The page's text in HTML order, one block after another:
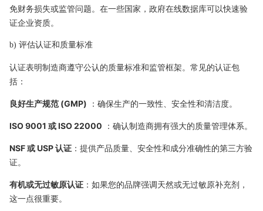
免财务损失或监管问题。在一些国家，政府在线数据库可以快速验
证企业资质。
b) 评估认证和质量标准
认证表明制造商遵守公认的质量标准和监管框架。常见的认证包
括：
良好生产规范 (GMP) ：确保生产的一致性、安全性和清洁度。
ISO 9001 或 ISO 22000 ：确认制造商拥有强大的质量管理体系。
NSF 或 USP 认证 ：提供产品质量、安全性和成分准确性的第三方验
证。
有机或无过敏原认证 ：如果您的品牌强调天然或无过敏原补充剂，
这一点很重要。